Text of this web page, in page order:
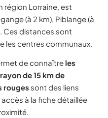
région Lorraine, est
(à 2 km), Piblange (à
Ces distances sont
les centres communaux.
de connaître les
de 15 km de
rouges sont des liens
à la fiche détaillée